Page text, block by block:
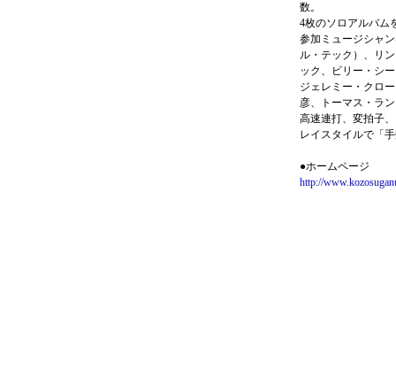
数。
4枚のソロアルバム
参加ミュージシャ
ル・テック）、リ
ック、ビリー・シ
ジェレミー・クロ
彦、トーマス・ラ
高速連打、変拍子
レイスタイルで「
●ホームページ
http://